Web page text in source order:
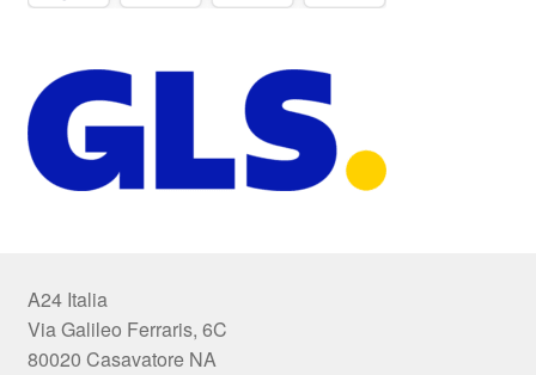
A24 Italia
Via Galileo Ferraris, 6C
80020 Casavatore NA